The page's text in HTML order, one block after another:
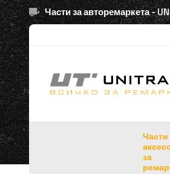
Части за авторемаркета -
Части
за